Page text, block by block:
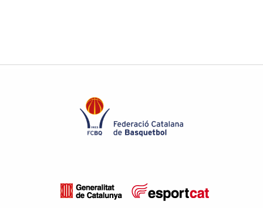
Anterior
Escoles de Bàsquet Tarragona